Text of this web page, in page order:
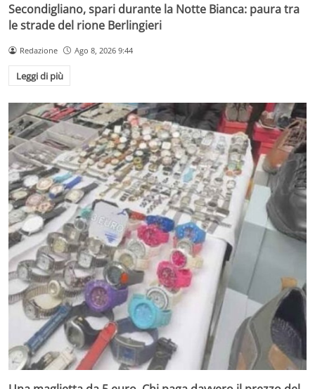
Secondigliano, spari durante la Notte Bianca: paura tra
le strade del rione Berlingieri
Redazione Ago 8, 2026 9:44
Leggi di più